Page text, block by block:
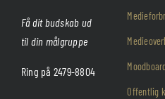
Få dit budskab ud
til din målgruppe
Ring på 2479-8804
Offentlig